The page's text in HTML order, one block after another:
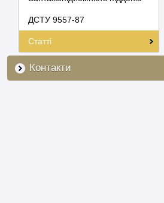
ДСТУ 9557-87
Статті
Контакти